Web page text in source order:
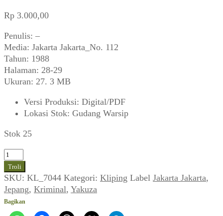
Rp 3.000,00
Penulis: –
Media: Jakarta Jakarta_No. 112
Tahun: 1988
Halaman: 28-29
Ukuran: 27. 3 MB
Versi Produksi: Digital/PDF
Lokasi Stok: Gudang Warsip
Stok 25
Kuantitas
Cengkeraman
Yakuza
(Jakarta
Jakarta_No.
112,
Troli
SKU: KL_7044 Kategori: Kliping Label Jakarta Jakarta,
Jepang, Kriminal, Yakuza
Bagikan